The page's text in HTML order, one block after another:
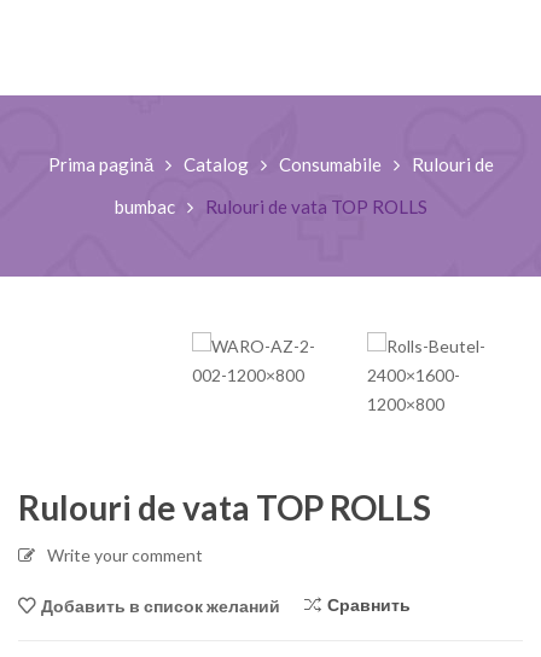
Prima pagină Catalog Consumabile
Rulouri de
bumbac
Rulouri de vata TOP ROLLS
Rulouri de vata TOP ROLLS
Write your comment
Добавить в список желаний Сравнить